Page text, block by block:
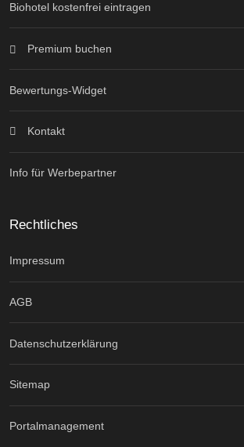
Biohotel kostenfrei eintragen
Premium buchen
Bewertungs-Widget
Kontakt
Info für Werbepartner
Rechtliches
Impressum
AGB
Datenschutzerklärung
Sitemap
Portalmanagement